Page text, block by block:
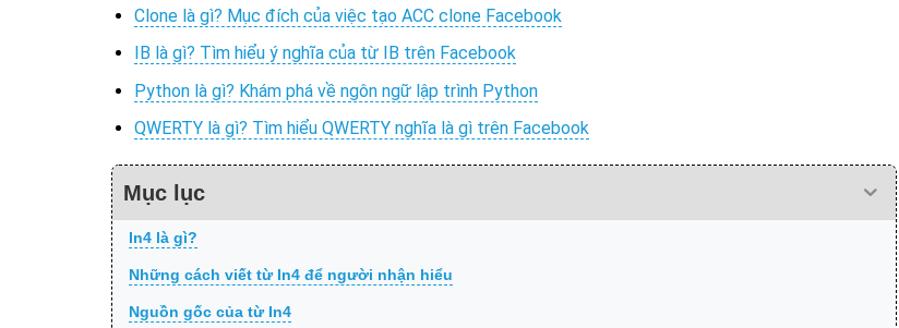
Clone là gì? Mục đích của việc tạo ACC clone Facebook
IB là gì? Tìm hiểu ý nghĩa của từ IB trên Facebook
Python là gì? Khám phá về ngôn ngữ lập trình Python
QWERTY là gì? Tìm hiểu QWERTY nghĩa là gì trên Facebook
Mục lục
In4 là gì?
Những cách viết từ In4 để người nhận hiểu
Nguồn gốc của từ In4